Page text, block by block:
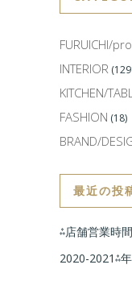
FURUICHI/
INTERIOR
KITCHEN/
FASHION (18)
BRAND/
最近の投
⁂店舗営業時
2020-2021⁂